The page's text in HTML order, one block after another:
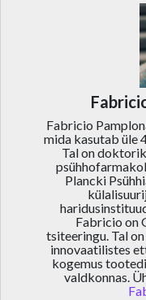
Fabricio
mida kasutab üle
Tal on
Plancki
Fabricio on
tsiteeringu. Tal
innovaatilistes
kogemus
valdkonnas.